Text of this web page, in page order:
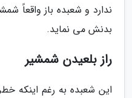
ندارد و شعبده باز واقعاً
بدنش می نماید.
راز بلعیدن شمشیر
این شعبده به رغم اینکه